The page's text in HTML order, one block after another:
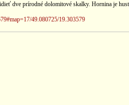
dve prírodné dolomitové skalky. Hornina je
49.080725/19.303579